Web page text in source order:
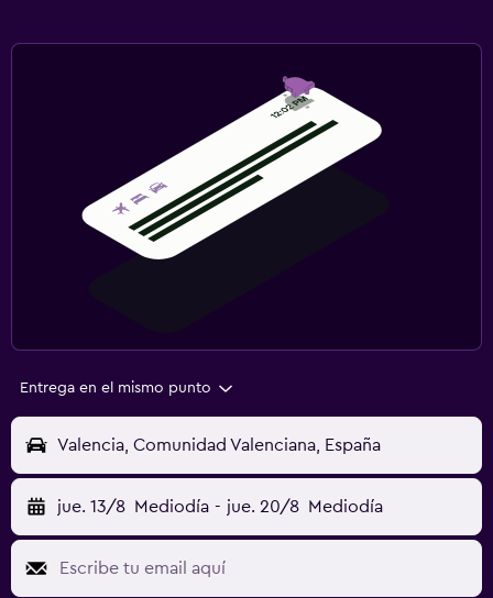
Entrega en el mismo punto
Valencia, Comunidad Valenciana, España
jue. 13/8 Mediodía - jue. 20/8 Mediodía